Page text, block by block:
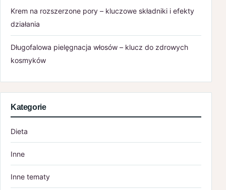
Krem na rozszerzone pory – kluczowe składniki i efekty
działania
Długofalowa pielęgnacja włosów – klucz do zdrowych
kosmyków
Kategorie
Dieta
Inne
Inne tematy